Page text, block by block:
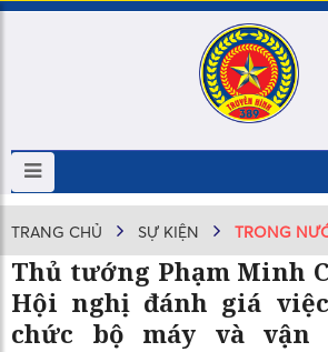
TRANG CHỦ SỰ KIỆN TRONG
Thủ tướng Phạm Minh
Hội nghị đánh giá
chức bộ máy và vận